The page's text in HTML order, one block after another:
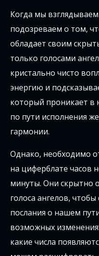
Когда мы
подозреваем о том,
обладает своим
только голосами
кристально чисто
энергию и
который проникает в
по пути исполнения
гармонии.
Однако, необходимо
на циферблате часов
минуты. Они скрытно
голоса ангелов,
послания о нашем
возможных
какие числа